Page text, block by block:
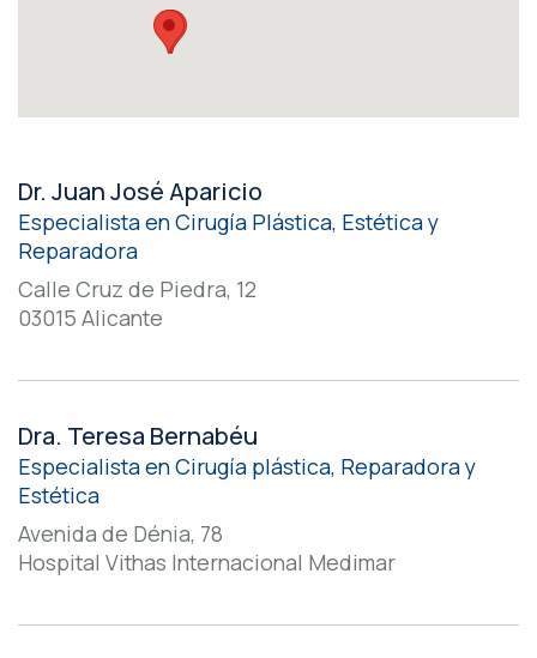
Dr. Juan José Aparicio
Especialista en Cirugía Plástica, Estética y
Reparadora
Calle Cruz de Piedra, 12
03015 Alicante
Dra. Teresa Bernabéu
Especialista en Cirugía plástica, Reparadora y
Estética
Avenida de Dénia, 78
Hospital Vithas Internacional Medimar